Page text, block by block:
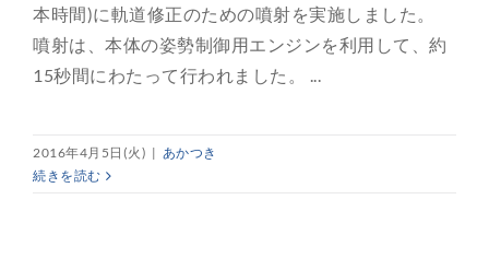
本時間)に軌道修正のための噴射を実施しました。
噴射は、本体の姿勢制御用エンジンを利用して、約
15秒間にわたって行われました。 ...
2016年4月5日(火) | あかつき
続きを読む